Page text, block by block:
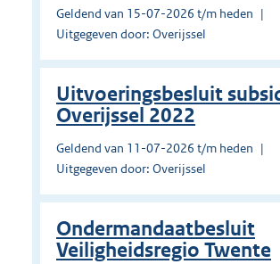
Geldend van 15-07-2026 t/m heden
Uitgegeven door: Overijssel
Uitvoeringsbesluit
Overijssel 2022
Geldend van 11-07-2026 t/m heden
Uitgegeven door: Overijssel
Ondermandaatbesluit
Veiligheidsregio Twente